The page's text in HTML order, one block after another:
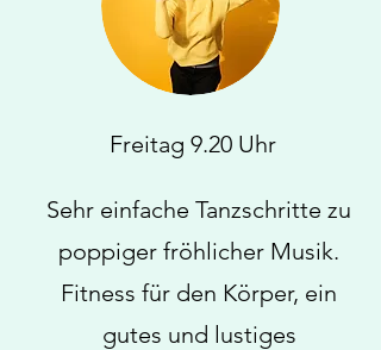
Freitag 9.20 Uhr
Sehr einfache Tanzschritte zu
poppiger fröhlicher Musik.
Fitness für den Körper, ein
gutes und lustiges